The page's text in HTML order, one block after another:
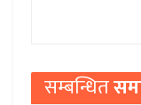
सम्बन्धित